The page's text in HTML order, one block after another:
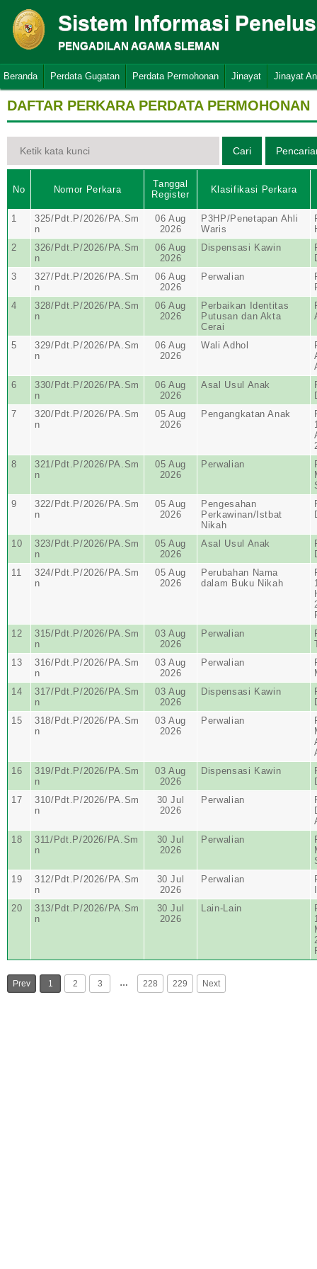
Sistem Informasi
PENGADILAN AGAMA SLEMAN
Beranda Perdata Gugatan Perdata Permohonan Jinayat Jinayat
DAFTAR PERKARA PERDATA PERMOHONAN
No Nomor Perkara
Tanggal
Register
Klasifikasi Perkara
1
325/Pdt.P/2026/PA.Sm
n
06 Aug
2026
P3HP/Penetapan Ahli
Waris
2
326/Pdt.P/2026/PA.Sm
n
06 Aug
2026
Dispensasi Kawin
3
327/Pdt.P/2026/PA.Sm
n
06 Aug
2026
Perwalian
4
328/Pdt.P/2026/PA.Sm
n
06 Aug
2026
Perbaikan Identitas
Putusan dan Akta
Cerai
5
329/Pdt.P/2026/PA.Sm
n
06 Aug
2026
Wali Adhol
6
330/Pdt.P/2026/PA.Sm
n
06 Aug
2026
Asal Usul Anak
7
320/Pdt.P/2026/PA.Sm
n
05 Aug
2026
Pengangkatan Anak
8
321/Pdt.P/2026/PA.Sm
n
05 Aug
2026
Perwalian
9
322/Pdt.P/2026/PA.Sm
n
05 Aug
2026
Pengesahan
Perkawinan/Istbat
Nikah
10
323/Pdt.P/2026/PA.Sm
n
05 Aug
2026
Asal Usul Anak
11
324/Pdt.P/2026/PA.Sm
n
05 Aug
2026
Perubahan Nama
dalam Buku Nikah
12
315/Pdt.P/2026/PA.Sm
n
03 Aug
2026
Perwalian
13
316/Pdt.P/2026/PA.Sm
n
03 Aug
2026
Perwalian
14
317/Pdt.P/2026/PA.Sm
n
03 Aug
2026
Dispensasi Kawin
15
318/Pdt.P/2026/PA.Sm
n
03 Aug
2026
Perwalian
16
319/Pdt.P/2026/PA.Sm
n
03 Aug
2026
Dispensasi Kawin
17
310/Pdt.P/2026/PA.Sm
n
30 Jul
2026
Perwalian
18
311/Pdt.P/2026/PA.Sm
n
30 Jul
2026
Perwalian
19
312/Pdt.P/2026/PA.Sm
n
30 Jul
2026
Perwalian
20
313/Pdt.P/2026/PA.Sm
n
30 Jul
2026
Lain-Lain
Prev 1 2 3 … 228 229 Next